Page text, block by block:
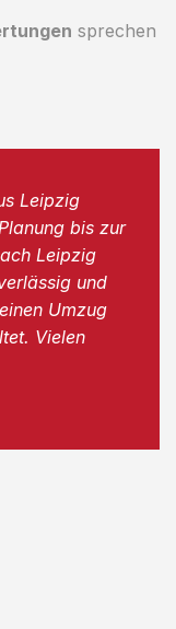
sprechen
Leipzig
bis zur
Leipzig
und
Umzug
Vielen